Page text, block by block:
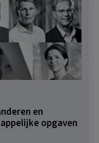
en
opgaven